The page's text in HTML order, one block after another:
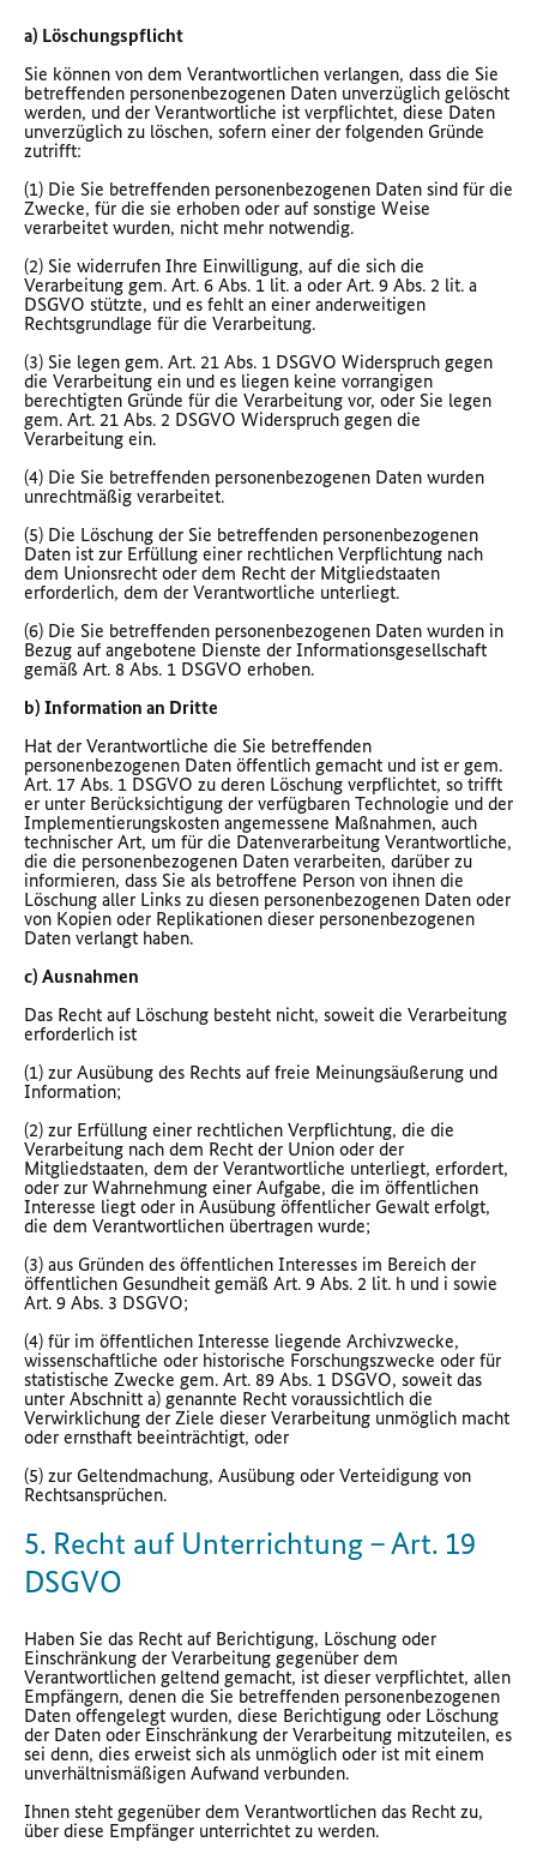
a) Löschungspflicht
Sie können von dem Verantwortlichen verlangen, dass die Sie
betreffenden personenbezogenen Daten unverzüglich gelöscht
werden, und der Verantwortliche ist verpflichtet, diese Daten
unverzüglich zu löschen, sofern einer der folgenden Gründe
zutrifft:
(1) Die Sie betreffenden personenbezogenen Daten sind für die
Zwecke, für die sie erhoben oder auf sonstige Weise
verarbeitet wurden, nicht mehr notwendig.
(2) Sie widerrufen Ihre Einwilligung, auf die sich die
Verarbeitung gem. Art. 6 Abs. 1 lit. a oder Art. 9 Abs. 2 lit. a
DSGVO stützte, und es fehlt an einer anderweitigen
Rechtsgrundlage für die Verarbeitung.
(3) Sie legen gem. Art. 21 Abs. 1 DSGVO Widerspruch gegen
die Verarbeitung ein und es liegen keine vorrangigen
berechtigten Gründe für die Verarbeitung vor, oder Sie legen
gem. Art. 21 Abs. 2 DSGVO Widerspruch gegen die
Verarbeitung ein.
(4) Die Sie betreffenden personenbezogenen Daten wurden
unrechtmäßig verarbeitet.
(5) Die Löschung der Sie betreffenden personenbezogenen
Daten ist zur Erfüllung einer rechtlichen Verpflichtung nach
dem Unionsrecht oder dem Recht der Mitgliedstaaten
erforderlich, dem der Verantwortliche unterliegt.
(6) Die Sie betreffenden personenbezogenen Daten wurden in
Bezug auf angebotene Dienste der Informationsgesellschaft
gemäß Art. 8 Abs. 1 DSGVO erhoben.
b) Information an Dritte
Hat der Verantwortliche die Sie betreffenden
personenbezogenen Daten öffentlich gemacht und ist er gem.
Art. 17 Abs. 1 DSGVO zu deren Löschung verpflichtet, so trifft
er unter Berücksichtigung der verfügbaren Technologie und der
Implementierungskosten angemessene Maßnahmen, auch
technischer Art, um für die Datenverarbeitung Verantwortliche,
die die personenbezogenen Daten verarbeiten, darüber zu
informieren, dass Sie als betroffene Person von ihnen die
Löschung aller Links zu diesen personenbezogenen Daten oder
von Kopien oder Replikationen dieser personenbezogenen
Daten verlangt haben.
c) Ausnahmen
Das Recht auf Löschung besteht nicht, soweit die Verarbeitung
erforderlich ist
(1) zur Ausübung des Rechts auf freie Meinungsäußerung und
Information;
(2) zur Erfüllung einer rechtlichen Verpflichtung, die die
Verarbeitung nach dem Recht der Union oder der
Mitgliedstaaten, dem der Verantwortliche unterliegt, erfordert,
oder zur Wahrnehmung einer Aufgabe, die im öffentlichen
Interesse liegt oder in Ausübung öffentlicher Gewalt erfolgt,
die dem Verantwortlichen übertragen wurde;
(3) aus Gründen des öffentlichen Interesses im Bereich der
öffentlichen Gesundheit gemäß Art. 9 Abs. 2 lit. h und i sowie
Art. 9 Abs. 3 DSGVO;
(4) für im öffentlichen Interesse liegende Archivzwecke,
wissenschaftliche oder historische Forschungszwecke oder für
statistische Zwecke gem. Art. 89 Abs. 1 DSGVO, soweit das
unter Abschnitt a) genannte Recht voraussichtlich die
Verwirklichung der Ziele dieser Verarbeitung unmöglich macht
oder ernsthaft beeinträchtigt, oder
(5) zur Geltendmachung, Ausübung oder Verteidigung von
Rechtsansprüchen.
5. Recht auf Unterrichtung – Art. 19
DSGVO
Haben Sie das Recht auf Berichtigung, Löschung oder
Einschränkung der Verarbeitung gegenüber dem
Verantwortlichen geltend gemacht, ist dieser verpflichtet, allen
Empfängern, denen die Sie betreffenden personenbezogenen
Daten offengelegt wurden, diese Berichtigung oder Löschung
der Daten oder Einschränkung der Verarbeitung mitzuteilen, es
sei denn, dies erweist sich als unmöglich oder ist mit einem
unverhältnismäßigen Aufwand verbunden.
Ihnen steht gegenüber dem Verantwortlichen das Recht zu,
über diese Empfänger unterrichtet zu werden.